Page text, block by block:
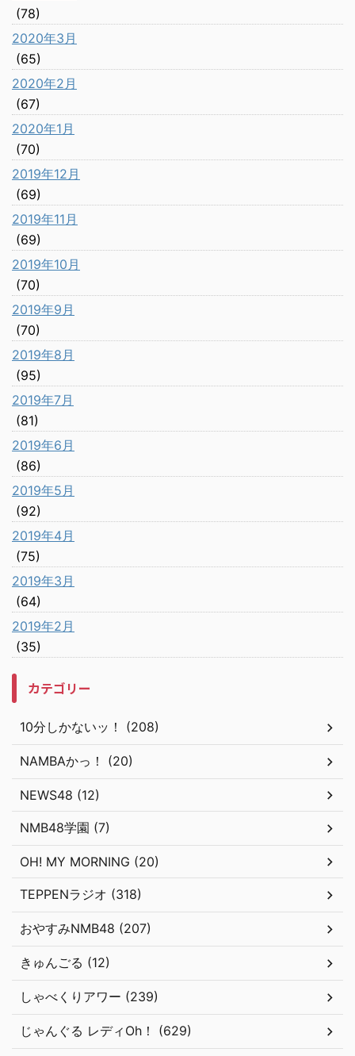
(78)
2020年3月
(65)
2020年2月
(67)
2020年1月
(70)
2019年12月
(69)
2019年11月
(69)
2019年10月
(70)
2019年9月
(70)
2019年8月
(95)
2019年7月
(81)
2019年6月
(86)
2019年5月
(92)
2019年4月
(75)
2019年3月
(64)
2019年2月
(35)
カテゴリー
10分しかないッ！ (208)
NAMBAかっ！ (20)
NEWS48 (12)
NMB48学園 (7)
OH! MY MORNING (20)
TEPPENラジオ (318)
おやすみNMB48 (207)
きゅんごる (12)
しゃべくりアワー (239)
じゃんぐる レディOh！ (629)